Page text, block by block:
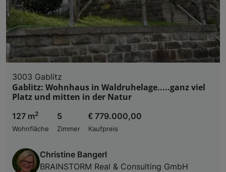
3003 Gablitz
Gablitz: Wohnhaus in Waldruhelage.....ganz viel
Platz und mitten in der Natur
127 m2
Wohnfläche
5
Zimmer
€ 779.000,00
Kaufpreis
Christine Bangerl
BRAINSTORM Real & Consulting GmbH